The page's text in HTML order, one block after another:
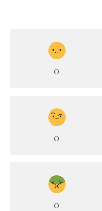
0
0
0